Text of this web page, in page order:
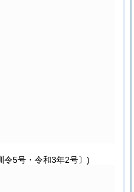
令5号・令和3年2号〕)